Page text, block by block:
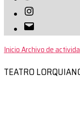
Instagram
Correo
electrónico
InicioArchivo de
TEATRO